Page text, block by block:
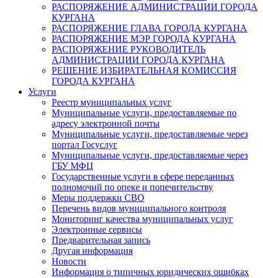
РАСПОРЯЖЕНИЕ АДМИНИСТРАЦИИ ГОРОДА
КУРГАНА
РАСПОРЯЖЕНИЕ ГЛАВА ГОРОДА КУРГАНА
РАСПОРЯЖЕНИЕ МЭР ГОРОДА КУРГАНА
РАСПОРЯЖЕНИЕ РУКОВОДИТЕЛЬ
АДМИНИСТРАЦИИ ГОРОДА КУРГАНА
РЕШЕНИЕ ИЗБИРАТЕЛЬНАЯ КОМИССИЯ
ГОРОДА КУРГАНА
Услуги
Реестр муниципальных услуг
Муниципальные услуги, предоставляемые по
адресу электронной почты
Муниципальные услуги, предоставляемые через
портал Госуслуг
Муниципальные услуги, предоставляемые через
ГБУ МФЦ
Государственные услуги в сфере переданных
полномочий по опеке и попечительству
Меры поддержки СВО
Перечень видов муниципального контроля
Мониторинг качества муниципальных услуг
Электронные сервисы
Предварительная запись
Другая информация
Новости
Информация о типичных юридических ошибках